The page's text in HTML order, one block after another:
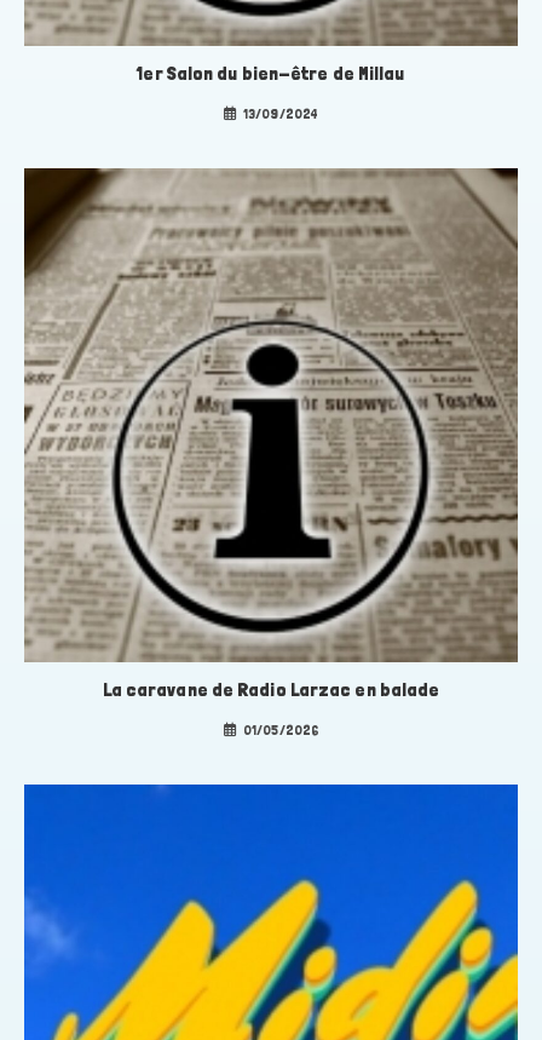
1er Salon du bien-être de Millau
13/09/2024
La caravane de Radio Larzac en balade
01/05/2026